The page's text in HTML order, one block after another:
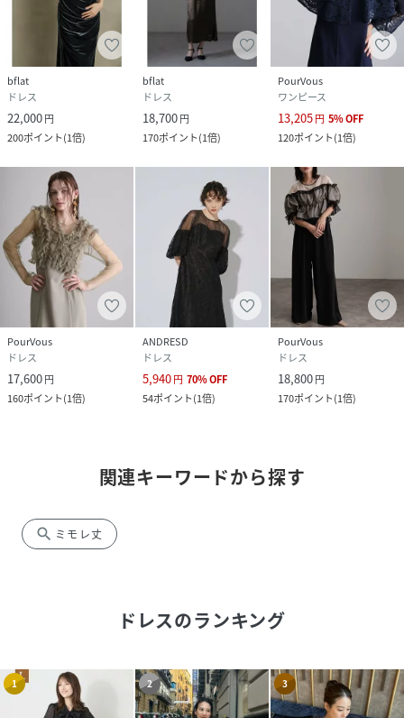
bflat
ドレス
22,000円
200ポイント(1倍)
bflat
ドレス
18,700円
170ポイント(1倍)
PourVous
ワンピース
13,205円 5%OFF
120ポイント(1倍)
PourVous
ドレス
17,600円
160ポイント(1倍)
ANDRESD
ドレス
5,940円 70%OFF
54ポイント(1倍)
PourVous
ドレス
18,800円
170ポイント(1倍)
関連キーワードから探す
search ミモレ丈
ドレスのランキング
1 2 3